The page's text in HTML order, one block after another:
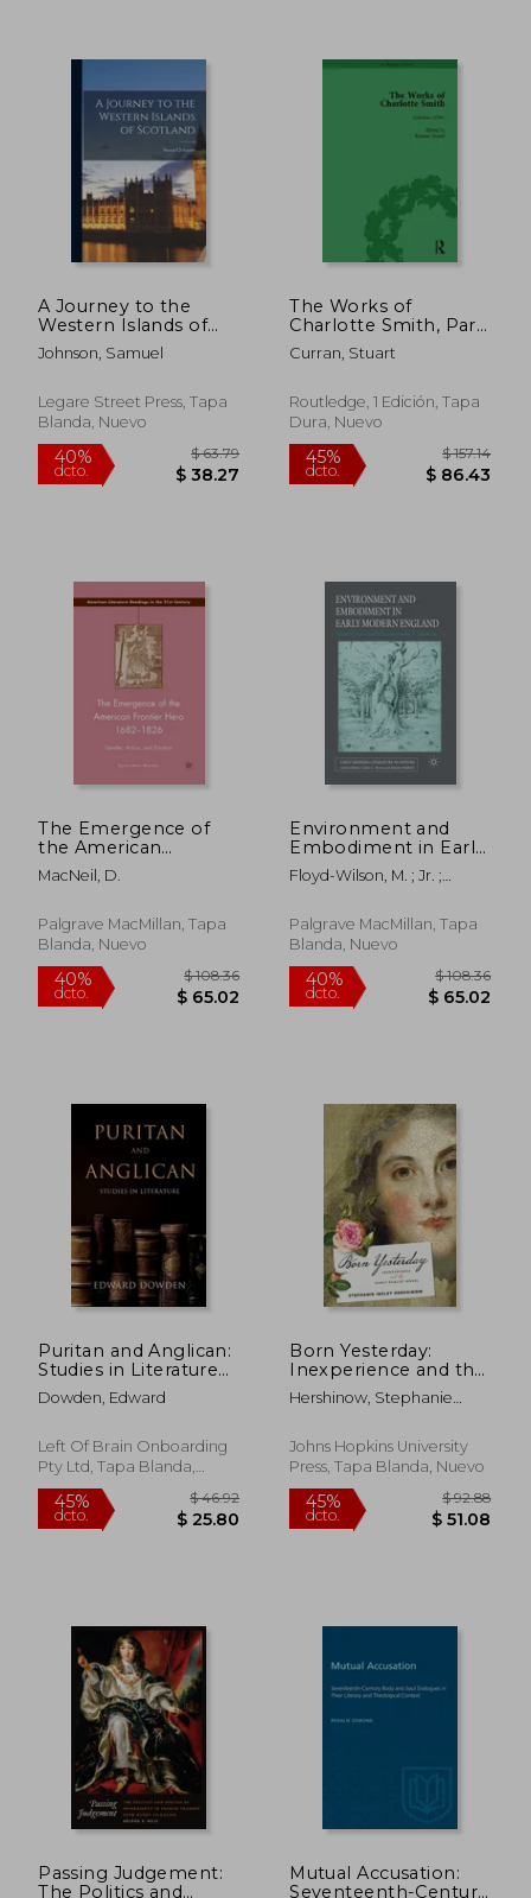
45% 45%
dcto.
A Journey to the
Western Islands of
Scotland (en Inglés)
Johnson, Samuel
Legare Street Press, Tapa
Blanda, Nuevo
40%
dcto.
The Works of
Charlotte Smith, Part
I Vol 4 (en Inglés)
Curran, Stuart
Routledge, 1 Edición, Tapa
Dura, Nuevo
45%
The Emergence of
the American
Frontier Hero 1682-
1826: Gender, Action,
Inglés)
MacNeil, D.
Palgrave MacMillan, Tapa
Blanda, Nuevo
Environment and
Embodiment in Early
Modern England (en
Inglés)
Floyd-Wilson, M. ; Jr. ;
Palgrave MacMillan, Tapa
Blanda, Nuevo
Puritan and Anglican:
Studies in Literature
(en Inglés)
Dowden, Edward
Left Of Brain Onboarding
Pty Ltd, Tapa Blanda,
Nuevo
Born Yesterday:
Inexperience and the
Early Realist Novel
(en Inglés)
Hershinow, Stephanie
Johns Hopkins University
Press, Tapa Blanda, Nuevo
Passing Judgement:
The Politics and
Mutual Accusation:
Seventeenth-Century